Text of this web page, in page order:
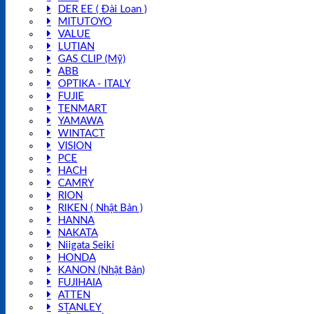
DER EE ( Đài Loan )
MITUTOYO
VALUE
LUTIAN
GAS CLIP (Mỹ)
ABB
OPTIKA - ITALY
FUJIE
TENMART
YAMAWA
WINTACT
VISION
PCE
HACH
CAMRY
RION
RIKEN ( Nhật Bản )
HANNA
NAKATA
Niigata Seiki
HONDA
KANON (Nhật Bản)
FUJIHAIA
ATTEN
STANLEY